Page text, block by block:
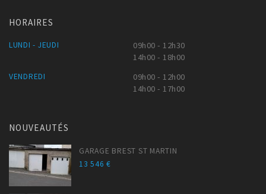
HORAIRES
LUNDI - JEUDI
09h00 - 12h30
14h00 - 18h00
VENDREDI
09h00 - 12h00
14h00 - 17h00
NOUVEAUTÉS
GARAGE BREST ST MARTIN
13 546 €